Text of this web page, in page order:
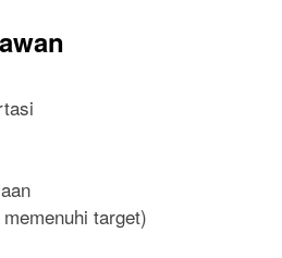
target)